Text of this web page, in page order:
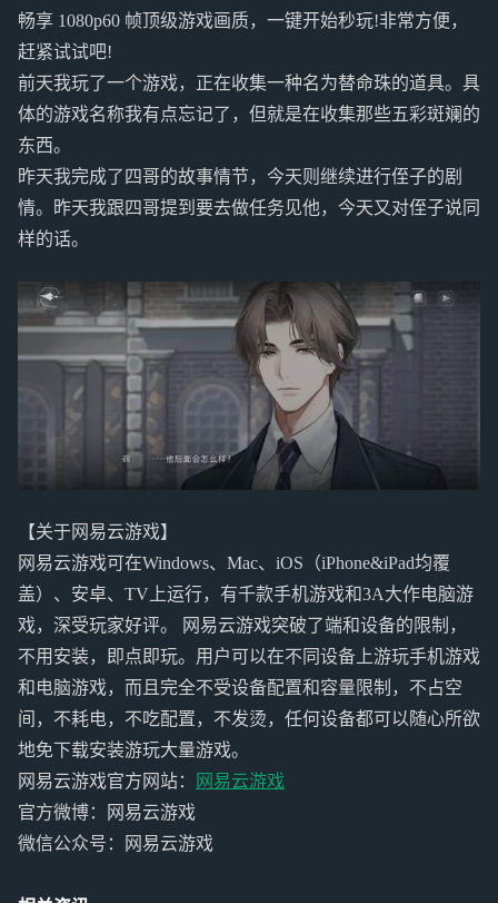
畅享 1080p60 帧顶级游戏画质，一键开始秒玩!非常方便，
赶紧试试吧!
前天我玩了一个游戏，正在收集一种名为替命珠的道具。具
体的游戏名称我有点忘记了，但就是在收集那些五彩斑斓的
东西。
昨天我完成了四哥的故事情节，今天则继续进行侄子的剧
情。昨天我跟四哥提到要去做任务见他，今天又对侄子说同
样的话。
【关于网易云游戏】
网易云游戏可在Windows、Mac、iOS（iPhone&iPad均覆
盖）、安卓、TV上运行，有千款手机游戏和3A大作电脑游
戏，深受玩家好评。 网易云游戏突破了端和设备的限制，
不用安装，即点即玩。用户可以在不同设备上游玩手机游戏
和电脑游戏，而且完全不受设备配置和容量限制，不占空
间，不耗电，不吃配置，不发烫，任何设备都可以随心所欲
地免下载安装游玩大量游戏。
网易云游戏官方网站：
网易云游戏
官方微博：网易云游戏
微信公众号：网易云游戏